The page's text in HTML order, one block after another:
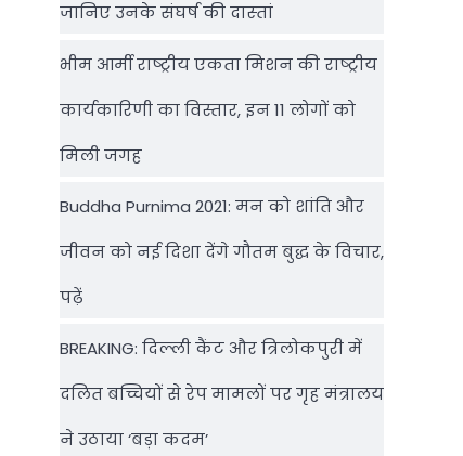
जानिए उनके संघर्ष की दास्‍तां
भीम आर्मी राष्‍ट्रीय एकता मिशन की राष्‍ट्रीय
कार्यकारिणी का विस्तार, इन 11 लोगों को
मिली जगह
Buddha Purnima 2021: मन को शांति और
जीवन को नई दिशा देंगे गौतम बुद्ध के विचार,
पढ़ें
BREAKING: दिल्‍ली कैंट और त्रिलोकपुरी में
दलित बच्चियों से रेप मामलों पर गृह मंत्रालय
ने उठाया ‘बड़ा कदम’